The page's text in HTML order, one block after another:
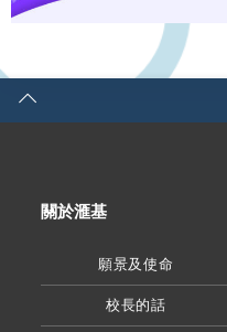
關於滙基
願景及使命
校長的話